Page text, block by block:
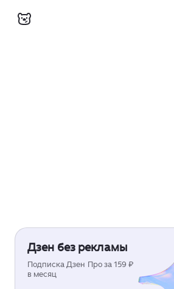
Дзен без рекламы
Подписка Дзен Про за 159 ₽
в месяц